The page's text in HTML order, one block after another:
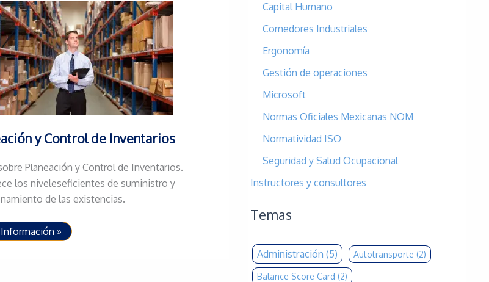
y Control de Inventarios
Planeación y Control de Inventarios.
los niveleseficientes de suministro y
de las existencias.
»
Capital Humano
Comedores Industriales
Ergonomía
Gestión de operaciones
Microsoft
Normas Oficiales Mexicanas NOM
Normatividad ISO
Seguridad y Salud Ocupacional
Instructores y consultores
Temas
Administración (5) Autotransporte (2)
Balance Score Card (2)